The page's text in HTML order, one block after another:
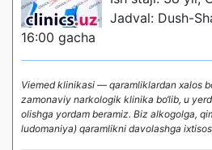
Jadval: Dush-
16:00 gacha
Viemed klinikasi — qaramliklardan xalos
zamonaviy narkologik klinika bo‘lib, u
olishga yordam beramiz. Biz alkogolga,
ludomaniya) qaramlikni davolashga